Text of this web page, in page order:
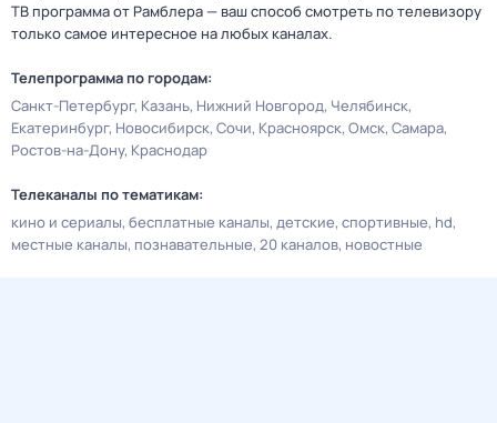
ТВ программа от Рамблера — ваш способ смотреть по телевизору
только самое интересное на любых каналах.
Телепрограмма по городам:
Санкт-Петербург Казань Нижний Новгород Челябинск
Екатеринбург Новосибирск Сочи Красноярск Омск Самара
Ростов-на-Дону Краснодар
Телеканалы по тематикам:
кино и сериалы бесплатные каналы детские спортивные hd
местные каналы познавательные 20 каналов новостные